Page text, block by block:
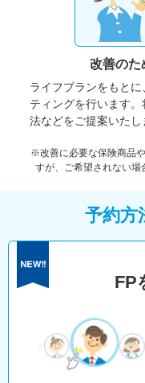
改善のた
ライフプランをもと
ティングを行います
法などをご提案いたし
※改善に必要な保険商品
すが、ご希望されない場
予約方
FP